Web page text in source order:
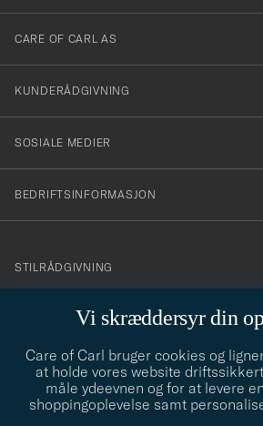
Vi skræddersyr din
Care of Carl bruger cookies og
at holde vores website
måle ydeevnen og for at levere
shoppingoplevelse samt
dig
till
vårt
nyhetsbrev!
CARE OF CARL AS
KUNDERÅDGIVNING
SOSIALE MEDIER
BEDRIFTSINFORMASJON
info@careofcarl.no
STILRÅDGIVNING
STILRÅDGIVNING